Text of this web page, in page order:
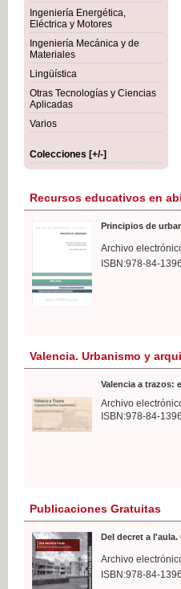
Ingeniería Energética,
Eléctrica y Motores
Ingeniería Mecánica y de
Materiales
Lingüística
Otras Tecnologías y Ciencias
Aplicadas
Varios
Colecciones [+/-]
Recursos educativos en
Principios de
Archivo
ISBN:978-84-
Valencia. Urbanismo y
Valencia a trazos:
Archivo
ISBN:978-84-
Publicaciones Gratuitas
Del decret a
Archivo
ISBN:978-84-